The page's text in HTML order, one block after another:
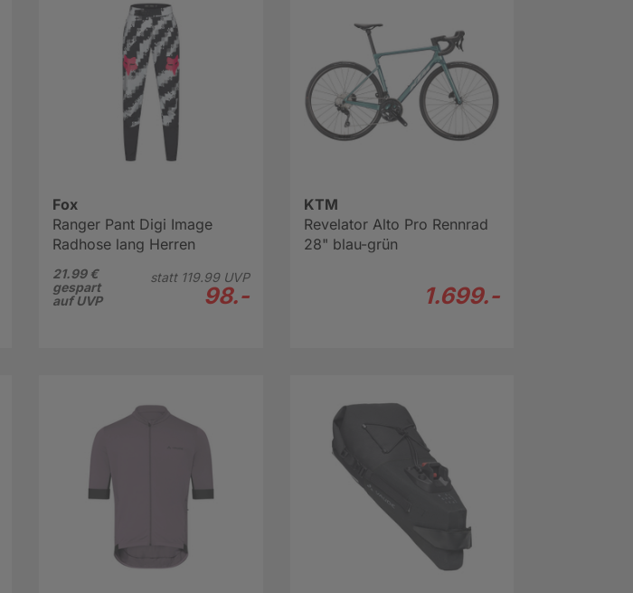
Fox
Ranger Pant Digi Image
Radhose lang Herren
21.99 €
gespart
auf UVP
statt 119.99UVP
98.-
KTM
Revelator Alto Pro Rennrad
28" blau-grün
1.699.-